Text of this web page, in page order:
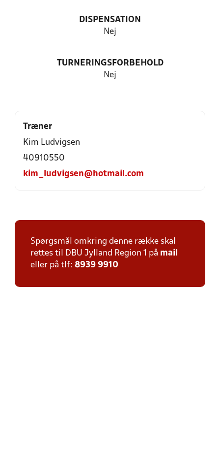
DISPENSATION
Nej
TURNERINGSFORBEHOLD
Nej
Træner
Kim Ludvigsen
40910550
kim_ludvigsen@hotmail.com
Spørgsmål omkring denne række skal
rettes til DBU Jylland Region 1 på mail
eller på tlf: 8939 9910